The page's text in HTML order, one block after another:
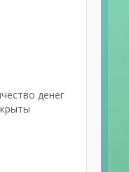
денег